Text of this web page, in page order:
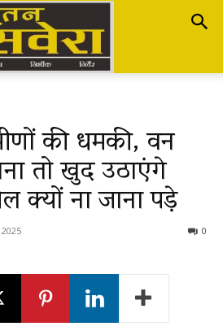
की धमकी, वन
तो खुद उठाएंगे
ना जाना पड़े
0